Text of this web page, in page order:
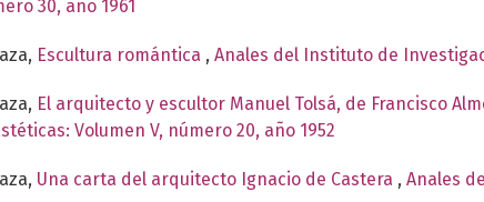
30, año 1961
Escultura romántica , Anales del Instituto de
El arquitecto y escultor Manuel Tolsá, de Francisco
Volumen V, número 20, año 1952
Una carta del arquitecto Ignacio de Castera , Anales